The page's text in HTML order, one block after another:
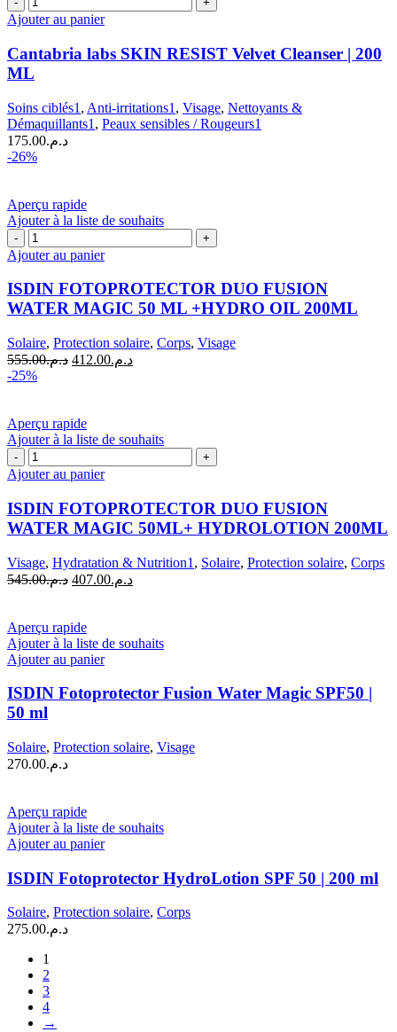
de
Cantabria
labs
SKIN
RESIST
Cleanser
|
200
ML
Ajouter au panier
Cantabria labs SKIN RESIST Velvet Cleanser | 200
ML
Soins ciblés1 , Anti-irritations1 , Visage, Nettoyants &
Démaquillants1 , Peaux sensibles / Rougeurs1
د.م.175.00
-26%
Aperçu rapide
Ajouter à la liste de souhaits
quantité
de
FOTOPROTECTOR
DUO
FUSION
MAGIC
50
ML
200ML
Ajouter au panier
ISDIN FOTOPROTECTOR DUO FUSION
WATER MAGIC 50 ML +HYDRO OIL 200ML
Solaire, Protection solaire, Corps, Visage
د.م.555.00
Le
د.م.412.00
Le
-25%
Aperçu rapide
Ajouter à la liste de souhaits
quantité
de
FOTOPROTECTOR
DUO
FUSION
MAGIC
50ML+
Ajouter au panier
ISDIN FOTOPROTECTOR DUO FUSION
WATER MAGIC 50ML+ HYDROLOTION 200ML
Visage, Hydratation & Nutrition1 , Solaire, Protection solaire, Corps
د.م.545.00
Le
était :
د.م.545.00.
د.م.407.00
Le
Aperçu rapide
Ajouter à la liste de souhaits
Ajouter au panier
ISDIN Fotoprotector Fusion Water Magic SPF50 |
50 ml
Solaire, Protection solaire, Visage
د.م.270.00
Aperçu rapide
Ajouter à la liste de souhaits
Ajouter au panier
ISDIN Fotoprotector HydroLotion SPF 50 | 200 ml
Solaire, Protection solaire, Corps
د.م.275.00
1
2
3
4
→